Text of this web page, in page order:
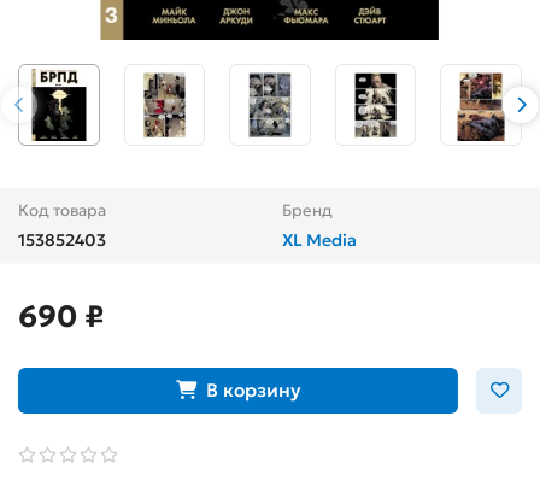
Код товара
153852403
Бренд
XL Media
690 ₽
В корзину